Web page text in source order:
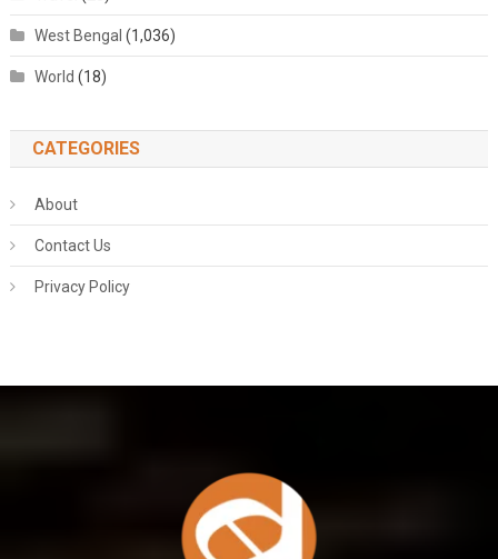
West Bengal (1,036)
World (18)
CATEGORIES
About
Contact Us
Privacy Policy